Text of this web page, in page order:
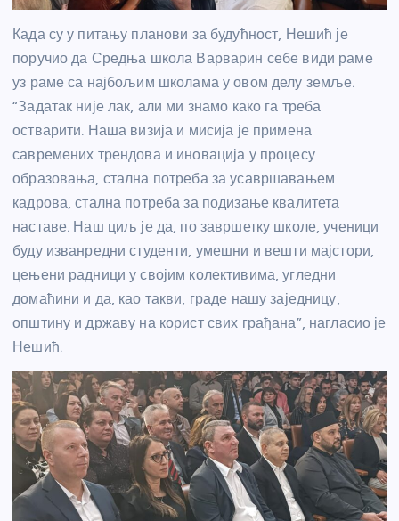
Када су у питању планови за будућност, Нешић је
поручио да Средња школа Варварин себе види раме
уз раме са најбољим школама у овом делу земље.
“Задатак није лак, али ми знамо како га треба
остварити. Наша визија и мисија је примена
савремених трендова и иновација у процесу
образовања, стална потреба за усавршавањем
кадрова, стална потреба за подизање квалитета
наставе. Наш циљ је да, по завршетку школе, ученици
буду изванредни студенти, умешни и вешти мајстори,
цењени радници у својим колективима, угледни
домаћини и да, као такви, граде нашу заједницу,
општину и државу на корист свих грађана”, нагласио је
Нешић.